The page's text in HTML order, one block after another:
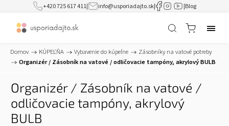
+420 725 617 411| info@usporiadajto.sk| |Blog
Domov / KÚPEĽŇA / Vybavenie do kúpeľne /
Zásobníky na vatové potreby
/
Organizér / Zásobník na vatové / odličovacie tampóny, akrylový BULB
Organizér / Zásobník na vatové /
odličovacie tampóny, akrylový
BULB